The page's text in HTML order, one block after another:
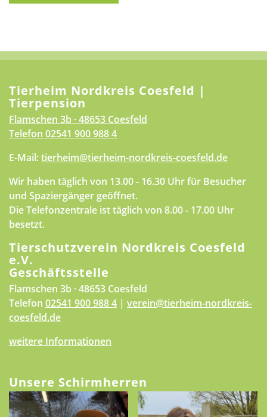
Tierheim Nordkreis Coesfeld |
Tierpension
Flamschen 3b · 48653 Coesfeld
Telefon 02541 900 988 4
E-Mail:tierheim@tierheim-nordkreis-coesfeld.de
Wir haben täglich von 13.00 - 16.30 Uhr für Besucher
und Spaziergänger geöffnet.
Die Telefonzentrale ist täglich von 8.00 - 17.00 Uhr
besetzt.
Tierschutzverein Nordkreis Coesfeld
e.V.
Geschäftsstelle
Flamschen 3b · 48653 Coesfeld
Telefon 02541 900 988 4 | verein@tierheim-nordkreis-
coesfeld.de
weitere Informationen
Unsere Schirmherren